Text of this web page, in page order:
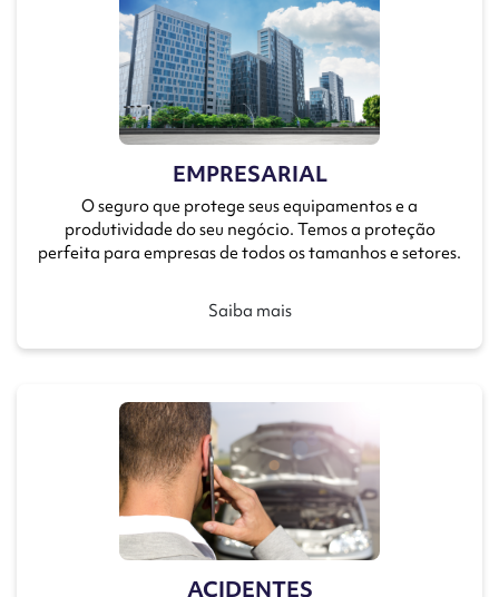
EMPRESARIAL
O seguro que protege seus equipamentos e a
produtividade do seu negócio. Temos a proteção
perfeita para empresas de todos os tamanhos e setores.
Saiba mais
ACIDENTES